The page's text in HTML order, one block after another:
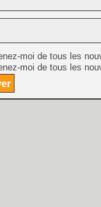
moi de tous les
moi de tous les